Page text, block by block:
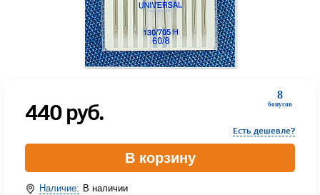
8
бонусов
440руб.
Есть дешевле?
В корзину
Наличие: В наличии